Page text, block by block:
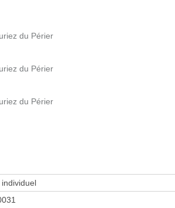
du Périer
du Périer
du Périer